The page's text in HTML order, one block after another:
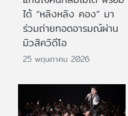
ได้ “หลิงหลิง คอง” มา
ร่วมถ่ายทอดอารมณ์ผ่าน
มิวสิควิดีโอ
25 พฤษภาคม 2026